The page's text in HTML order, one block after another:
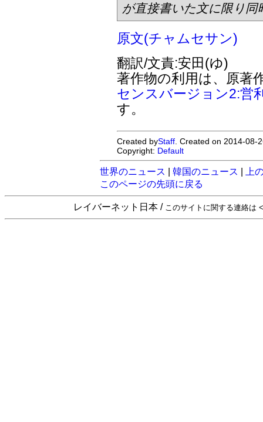
が直接書いた文に限り
原文(チャムセサン)
翻訳/文責:安田(ゆ)
著作物の利用は、原著
センスバージョン2:営
す。
Created byStaff . Created on 2014-
Copyright: Default
世界のニュース 韓国のニュース
上
このページの先頭に戻る
レイバーネット日本 / このサイトに関する連絡は